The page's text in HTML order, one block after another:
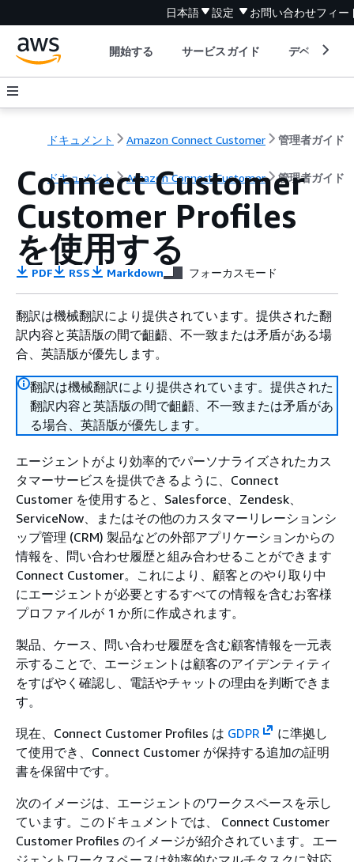
日本語 設定 お問い合わせフィー
開始する サービスガイド デベロッパ
ドキュメント Amazon Connect Customer 管理者ガイド
ドキュメント Amazon Connect Customer 管理者ガイド
Connect Customer
Customer Profiles
を使用する
PDF RSS Markdown フォーカスモード
翻訳は機械翻訳により提供されています。提供された翻
訳内容と英語版の間で齟齬、不一致または矛盾がある場
合、英語版が優先します。
翻訳は機械翻訳により提供されています。提供された
翻訳内容と英語版の間で齟齬、不一致または矛盾があ
る場合、英語版が優先します。
エージェントがより効率的でパーソナライズされたカス
タマーサービスを提供できるように、Connect
Customer を使用すると、Salesforce、Zendesk、
ServiceNow、またはその他のカスタマーリレーションシ
ップ管理 (CRM) 製品などの外部アプリケーションからの
情報を、問い合わせ履歴と組み合わせることができます
Connect Customer。これにより、顧客とのやり取り中
にエージェントが必要とするすべての情報を含むお客様
プロファイルが 1 か所に作成されます。
製品、ケース、問い合わせ履歴を含む顧客情報を一元表
示することで、エージェントは顧客のアイデンティティ
をすばやく確認し、電話やチャットの理由を判断できま
す。
現在、Connect Customer Profiles は GDPR
に準拠し
て使用でき、Connect Customer が保持する追加の証明
書を保留中です。
次のイメージは、エージェントのワークスペースを示し
ています。このドキュメントでは、 Connect Customer
Customer Profiles のイメージが紹介されています。エー